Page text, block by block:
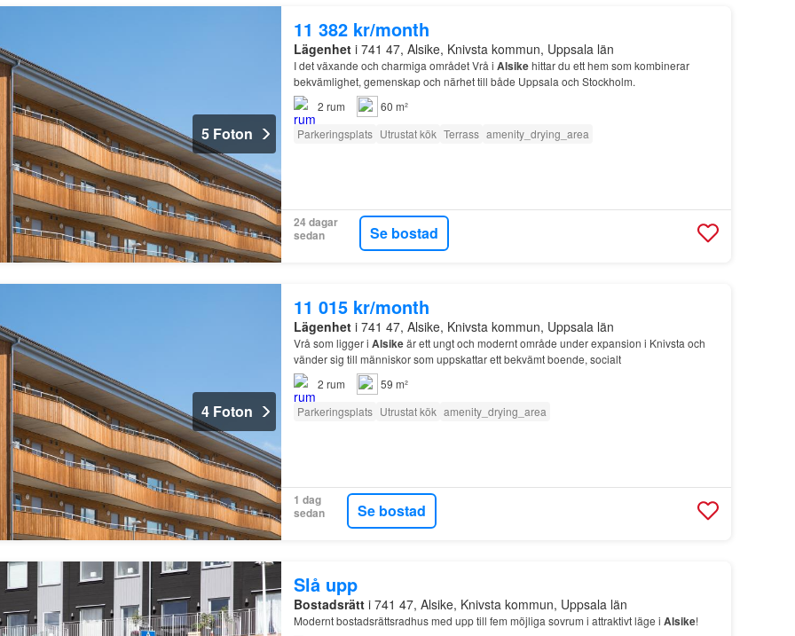
5 Foton
11 382 kr/month
Lägenheti 741 47, Alsike, Knivsta kommun, Uppsala län
I det växande och charmiga området Vrå i Alsikehittar du ett hem som kombinerar
bekvämlighet, gemenskap och närhet till både Uppsala och Stockholm.
2 rum
60 m²
Parkeringsplats Utrustat kök Terrass amenity_drying_area
24 dagar
sedan
Se bostad
4 Foton
11 015 kr/month
Lägenheti 741 47, Alsike, Knivsta kommun, Uppsala län
Vrå som ligger i Alsikeär ett ungt och modernt område under expansion i Knivsta och
vänder sig till människor som uppskattar ett bekvämt boende, socialt
2 rum
59 m²
Parkeringsplats Utrustat kök amenity_drying_area
1 dag
sedan
Se bostad
Slå upp
Bostadsrätti 741 47, Alsike, Knivsta kommun, Uppsala län
Modernt bostadsrättsradhus med upp till fem möjliga sovrum i attraktivt läge i Alsike!